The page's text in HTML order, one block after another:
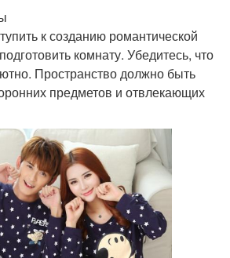
к созданию романтической
комнату. Убедитесь, что
Пространство должно быть
предметов и отвлекающих